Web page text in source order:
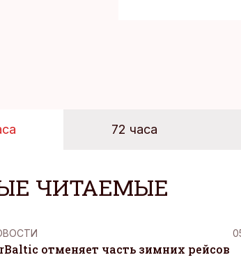
72 часа
ЧИТАЕМЫЕ
отменяет часть зимних рейсов